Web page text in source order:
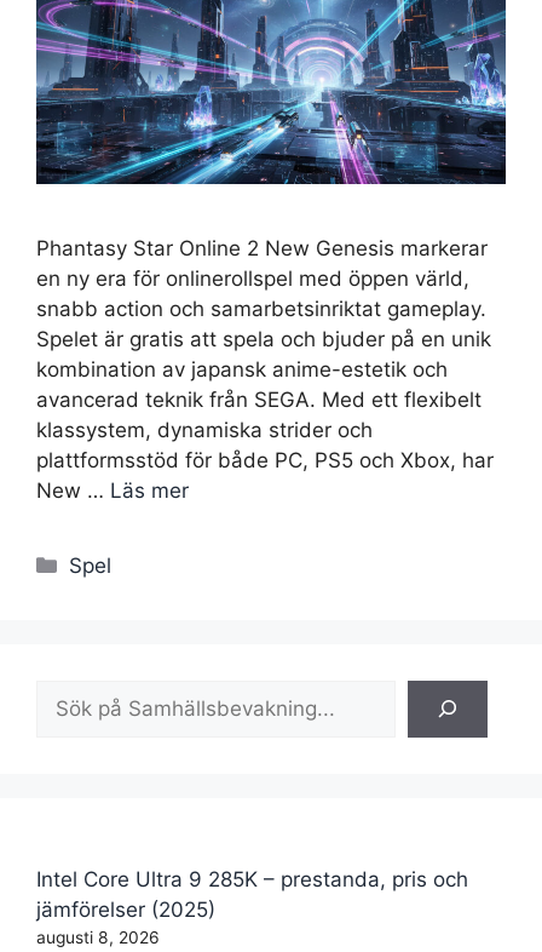
Phantasy Star Online 2 New Genesis markerar
en ny era för onlinerollspel med öppen värld,
snabb action och samarbetsinriktat gameplay.
Spelet är gratis att spela och bjuder på en unik
kombination av japansk anime-estetik och
avancerad teknik från SEGA. Med ett flexibelt
klassystem, dynamiska strider och
plattformsstöd för både PC, PS5 och Xbox, har
New … Läs mer
Kategorier
Spel
Intel Core Ultra 9 285K – prestanda, pris och
jämförelser (2025)
augusti 8, 2026